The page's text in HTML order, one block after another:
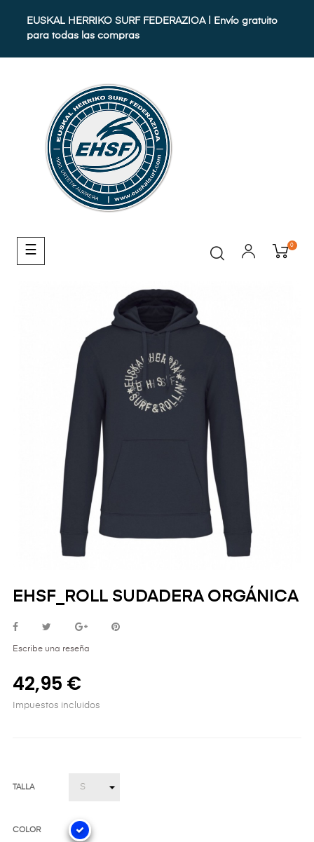
EUSKAL HERRIKO SURF FEDERAZIOA | Envío gratuito
para todas las compras
Navegación
de
☰ 0
EHSF_ROLL SUDADERA ORGÁNICA
Escribe una reseña
42,95 €
Impuestos incluidos
TALLA
COLOR